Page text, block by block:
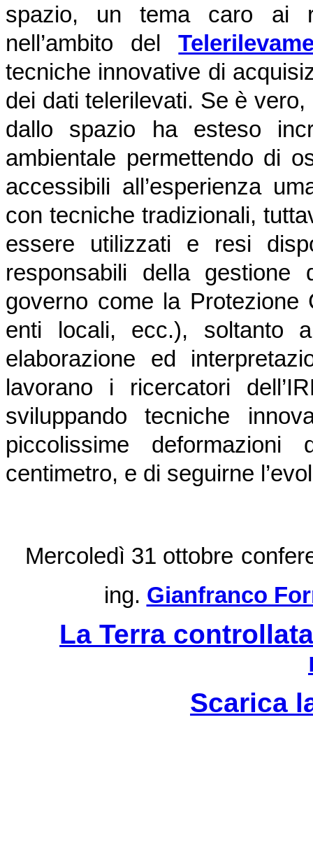
spazio, un tema caro ai
nell’ambito del
tecniche innovative di
dei dati telerilevati. Se è vero,
dallo spazio ha esteso
ambientale permettendo di
accessibili all’esperienza
con tecniche tradizionali,
essere utilizzati e resi
responsabili della
governo come la Protezione
enti locali, ecc.), soltanto
elaborazione ed
lavorano i ricercatori
sviluppando tecniche
piccolissime
centimetro, e di seguirne
Mercoledì 31 ottobre
ing. Gianfranco
La Terra
Scarica